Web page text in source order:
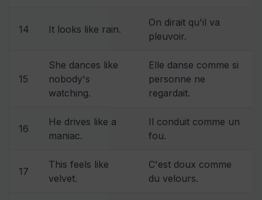
14 It looks like rain.
On dirait qu'il va
pleuvoir.
15
She dances like
nobody's
watching.
Elle danse comme si
personne ne
regardait.
16
He drives like a
maniac.
Il conduit comme un
fou.
17
This feels like
velvet.
C'est doux comme
du velours.